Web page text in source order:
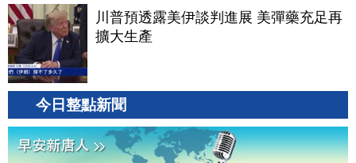
川普預透露美伊談判進展 美彈藥充足再
擴大生產
今日整點新聞